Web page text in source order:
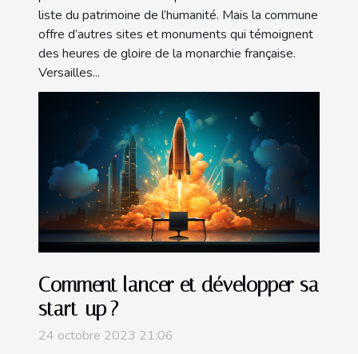
liste du patrimoine de l’humanité. Mais la commune
offre d’autres sites et monuments qui témoignent
des heures de gloire de la monarchie française.
Versailles...
Comment lancer et développer sa
start-up ?
24 octobre 2023 21:06